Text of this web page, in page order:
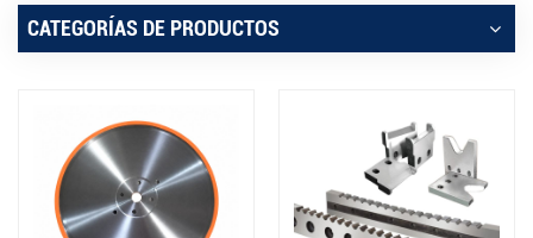
Español
CATEGORÍAS DE PRODUCTOS